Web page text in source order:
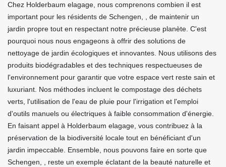
Chez Holderbaum elagage, nous comprenons combien il est
important pour les résidents de Schengen, , de maintenir un
jardin propre tout en respectant notre précieuse planète. C'est
pourquoi nous nous engageons à offrir des solutions de
nettoyage de jardin écologiques et innovantes. Nous utilisons des
produits biodégradables et des techniques respectueuses de
l'environnement pour garantir que votre espace vert reste sain et
luxuriant. Nos méthodes incluent le compostage des déchets
verts, l'utilisation de l'eau de pluie pour l'irrigation et l'emploi
d'outils manuels ou électriques à faible consommation d'énergie.
En faisant appel à Holderbaum elagage, vous contribuez à la
préservation de la biodiversité locale tout en bénéficiant d'un
jardin impeccable. Ensemble, nous pouvons faire en sorte que
Schengen, , reste un exemple éclatant de la beauté naturelle et